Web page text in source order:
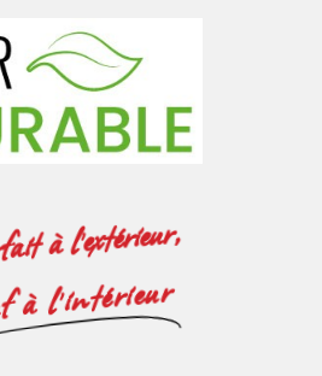
à l'extérieur,
l'intérieur